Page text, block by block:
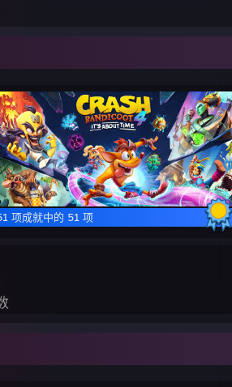
项成就中的 51 项